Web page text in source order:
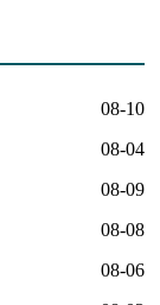
08-10
08-04
08-09
08-08
08-06